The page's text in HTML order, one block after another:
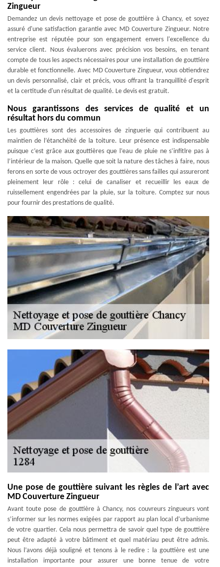
Zingueur
Demandez un devis nettoyage et pose de gouttière à Chancy, et soyez
assuré d'une satisfaction garantie avec MD Couverture Zingueur. Notre
entreprise est réputée pour son engagement envers l'excellence du
service client. Nous évaluerons avec précision vos besoins, en tenant
compte de tous les aspects nécessaires pour une installation de gouttière
durable et fonctionnelle. Avec MD Couverture Zingueur, vous obtiendrez
un devis personnalisé, clair et précis, vous offrant la tranquillité d'esprit
et la certitude d'un résultat de qualité. Le devis est gratuit.
Nous garantissons des services de qualité et un
résultat hors du commun
Les gouttières sont des accessoires de zinguerie qui contribuent au
maintien de l’étanchéité de la toiture. Leur présence est indispensable
puisque c’est grâce aux gouttières que l’eau de pluie ne s’infitlre pas à
l’intérieur de la maison. Quelle que soit la nature des tâches à faire, nous
ferons en sorte de vous octroyer des gouttières sans failles qui assureront
pleinement leur rôle : celui de canaliser et recueillir les eaux de
ruissellement engendrées par la pluie, sur la toiture. Comptez sur nous
pour fournir des prestations de qualité.
Une pose de gouttière suivant les règles de l’art avec
MD Couverture Zingueur
Avant toute pose de gouttière à Chancy, nos couvreurs zingueurs vont
s’informer sur les normes exigées par rapport au plan local d’urbanisme
de votre quartier. Cela nous permettra de savoir quel type de gouttière
peut être adapté à votre bâtiment et quel matériau peut être admis.
Nous l’avons déjà souligné et tenons à le redire : la gouttière est une
installation importante pour assurer une bonne tenue de votre